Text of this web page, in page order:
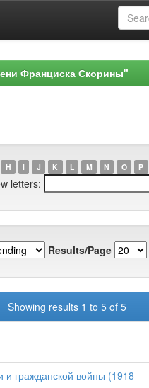
Франциска Скорины"
H I J K L M N O P
letters:
Results/Page
Showing results 1 to 5 of 5
и гражданской войны (1918